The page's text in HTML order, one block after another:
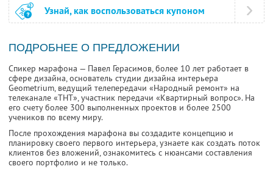
Узнай, как воспользоваться купоном
ПОДРОБНЕЕ О ПРЕДЛОЖЕНИИ
Спикер марафона — Павел Герасимов, более 10 лет работает в
сфере дизайна, основатель студии дизайна интерьера
Geometrium, ведущий телепередачи «Народный ремонт» на
телеканале «ТНТ», участник передачи «Квартирный вопрос». На
его счету более 300 выполненных проектов и более 2500
учеников по всему миру.
После прохождения марафона вы создадите концепцию и
планировку своего первого интерьера, узнаете как создать поток
клиентов без вложений, ознакомитесь с нюансами составления
своего портфолио и не только.